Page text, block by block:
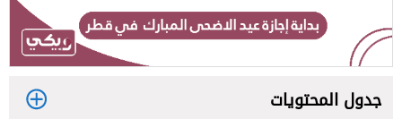
جدول المحتويات